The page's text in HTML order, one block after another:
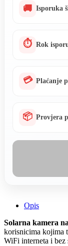
🚚 Isporuka
⏱ Rok
💳 Plaćanje
📦 Provjera
Opis
Solarna kamera
korisnicima kojima
WiFi interneta i